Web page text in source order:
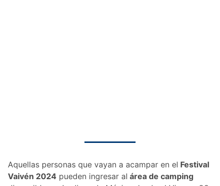
Aquellas personas que vayan a acampar en el Festival
Vaivén 2024 pueden ingresar al área de camping